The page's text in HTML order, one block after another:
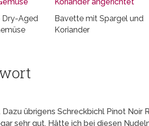
Dry-Aged
Bavette mit Spargel und
Koriander
übrigens Schreckbichl Pinot Noir
sehr gut. Hätte ich bei diesen